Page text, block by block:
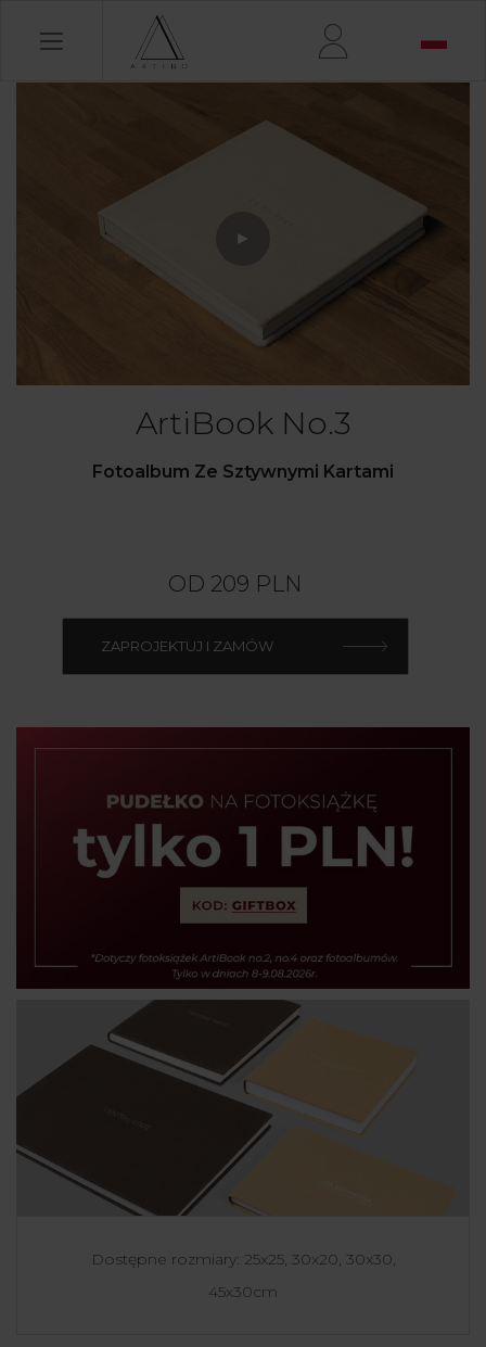
►
ArtiBook No.3
Fotoalbum Ze Sztywnymi Kartami
OD 209 PLN
ZAPROJEKTUJ I ZAMÓW
Dostępne rozmiary: 25x25, 30x20, 30x30,
45x30cm